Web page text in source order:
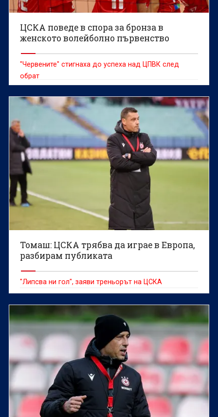
ЦСКА поведе в спора за бронза в
женското волейболно първенство
"Червените" стигнаха до успеха над ЦПВК след
обрат
Томаш: ЦСКА трябва да играе в Европа,
разбирам публиката
"Липсва ни гол", заяви треньорът на ЦСКА